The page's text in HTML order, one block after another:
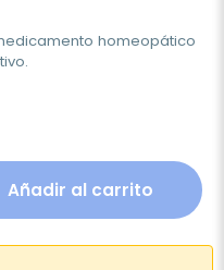
homeopático
Añadir al carrito